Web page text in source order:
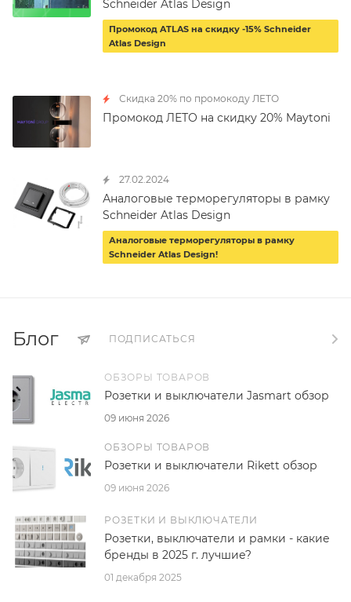
Schneider Atlas Design
Промокод ATLAS на скидку -15% Schneider
Atlas Design
Скидка 20% по промокоду ЛЕТО
Промокод ЛЕТО на скидку 20% Maytoni
27.02.2024
Аналоговые терморегуляторы в рамку
Schneider Atlas Design
Аналоговые терморегуляторы в рамку
Schneider Atlas Design!
Блог ПОДПИСАТЬСЯ
ОБЗОРЫ ТОВАРОВ
09 июня 2026
Розетки и выключатели Jasmart обзор
ОБЗОРЫ ТОВАРОВ
09 июня 2026
Розетки и выключатели Rikett обзор
РОЗЕТКИ И ВЫКЛЮЧАТЕЛИ
01 декабря 2025
Розетки, выключатели и рамки - какие
бренды в 2025 г. лучшие?